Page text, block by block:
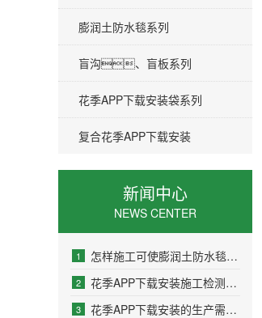
膨润土防水毯系列
盲沟、盲板系列
花季APP下载安装袋系列
复合花季APP下载安装
新闻中心
NEWS CENTER
1 怎样施工可使膨润土防水毯大发挥防水功能
2 花季APP下载安装施工检测有哪些方面？
3 花季APP下载安装的生产需要考虑哪些问题